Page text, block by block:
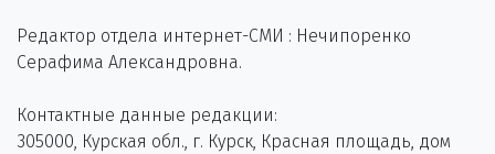
Редактор отдела интернет-СМИ : Нечипоренко
Серафима Александровна.
Контактные данные редакции:
305000, Курская обл., г. Курск, Красная площадь, дом